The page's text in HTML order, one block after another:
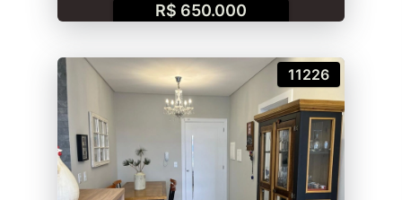
R$ 650.000
11226